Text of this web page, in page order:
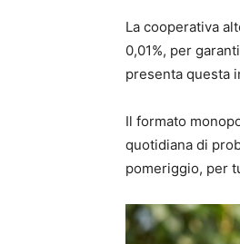
La cooperativa
0,01%, per
presenta questa
Il formato
quotidiana di
pomeriggio, per